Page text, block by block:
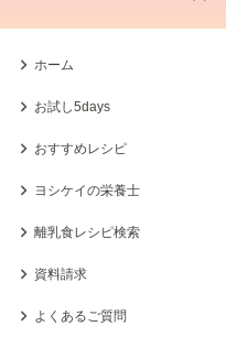
ホーム
お試し5days
おすすめレシピ
ヨシケイの栄養士
離乳食レシピ検索
資料請求
よくあるご質問